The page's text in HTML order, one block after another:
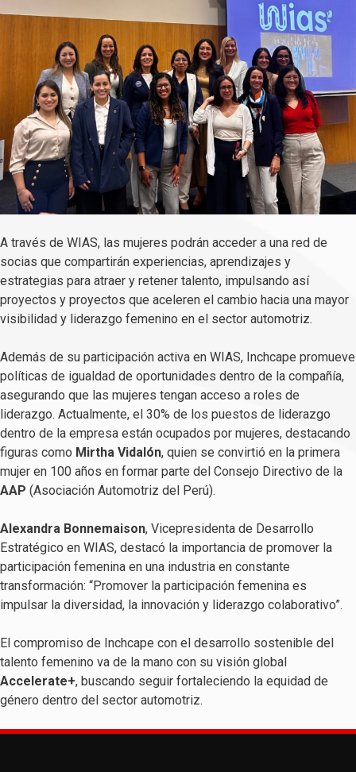
A través de WIAS, las mujeres podrán acceder a una red de
socias que compartirán experiencias, aprendizajes y
estrategias para atraer y retener talento, impulsando así
proyectos y proyectos que aceleren el cambio hacia una mayor
visibilidad y liderazgo femenino en el sector automotriz.
Además de su participación activa en WIAS, Inchcape promueve
políticas de igualdad de oportunidades dentro de la compañía,
asegurando que las mujeres tengan acceso a roles de
liderazgo. Actualmente, el 30% de los puestos de liderazgo
dentro de la empresa están ocupados por mujeres, destacando
figuras como Mirtha Vidalón, quien se convirtió en la primera
mujer en 100 años en formar parte del Consejo Directivo de la
AAP (Asociación Automotriz del Perú).
Alexandra Bonnemaison, Vicepresidenta de Desarrollo
Estratégico en WIAS, destacó la importancia de promover la
participación femenina en una industria en constante
transformación: “Promover la participación femenina es
impulsar la diversidad, la innovación y liderazgo colaborativo”.
El compromiso de Inchcape con el desarrollo sostenible del
talento femenino va de la mano con su visión global
Accelerate+, buscando seguir fortaleciendo la equidad de
género dentro del sector automotriz.